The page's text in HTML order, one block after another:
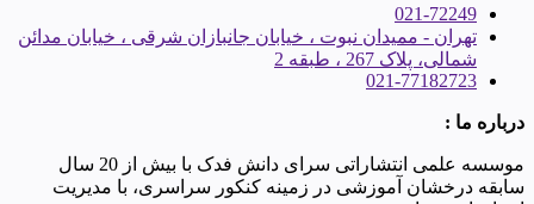
021-72249
تهران - ممیدان نبوت ، خیابان جانبازان شرقی ، خیابان مدائن
شمالی، پلاک 267 ، طبقه 2
021-77182723
درباره ما :
موسسه علمی انتشاراتی سرای دانش فدک با بیش از 20 سال
سابقه درخشان آموزشی در زمینه کنکور سراسری، با مدیریت